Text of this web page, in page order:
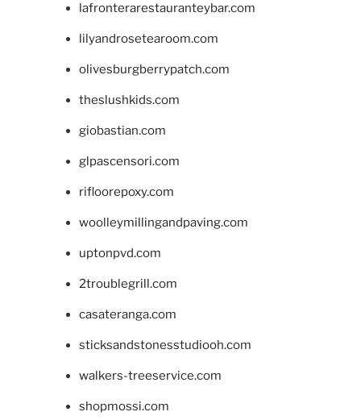
lafronterarestauranteybar.com
lilyandrosetearoom.com
olivesburgberrypatch.com
theslushkids.com
giobastian.com
glpascensori.com
rifloorepoxy.com
woolleymillingandpaving.com
uptonpvd.com
2troublegrill.com
casateranga.com
sticksandstonesstudiooh.com
walkers-treeservice.com
shopmossi.com